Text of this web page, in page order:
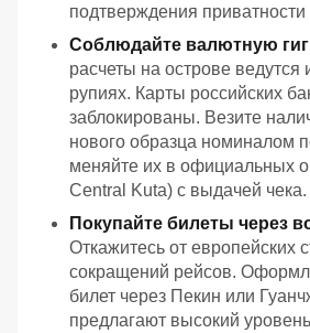
подтверждения
Соблюдайте валютную
расчеты на острове ведутся
рупиях. Карты российских
заблокированы. Везите
нового образца номиналом
меняйте их в официальных
Central Kuta) с выдачей чека.
Покупайте билеты через
Откажитесь от европейских
сокращений рейсов.
билет через Пекин или
предлагают высокий